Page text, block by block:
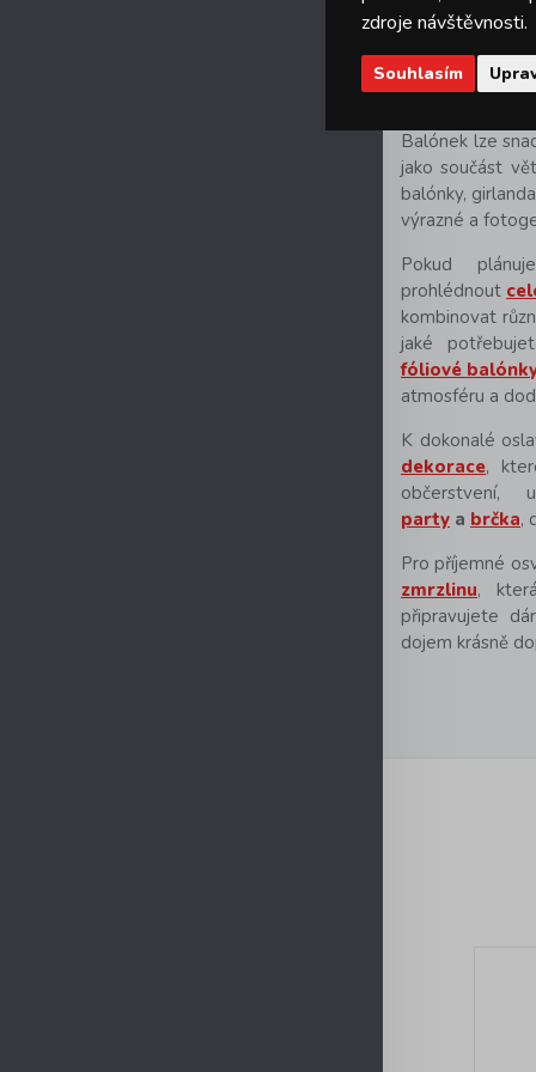
balónek naplnit
Při dekorování
Balónek lze
jako součást
balónky,
výrazné a
Pokud
prohlédnout
kombinovat
jaké
fóliové
atmosféru a
K dokonalé
dekorace,
občerstvení,
party a brčka,
Pro příjemné
zmrzlinu,
připravujete
dojem krásně
zdroje návštěvnosti.
Souhlasím